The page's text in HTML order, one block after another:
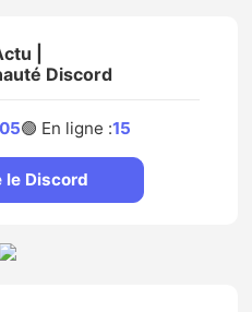
|
Discord
🟢 En ligne :15
le Discord